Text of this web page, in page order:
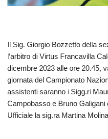
Il Sig. Giorgio Bozzetto della
l’arbitro di Virtus Francavilla
dicembre 2023 alle ore 20.45,
giornata del Campionato
assistenti saranno i Sigg.ri
Campobasso e Bruno
Ufficiale la sig.ra Martina